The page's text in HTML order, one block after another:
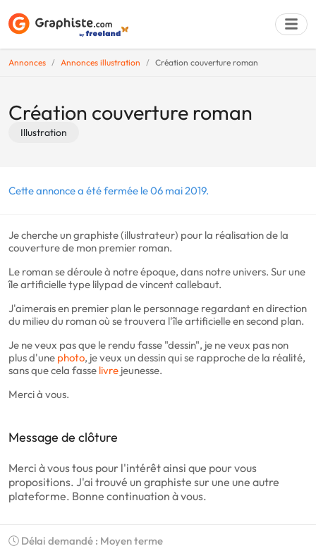
Annonces Annonces illustration Création couverture roman
Création couverture roman
Illustration
Cette annonce a été fermée le 06 mai 2019.
Je cherche un graphiste (illustrateur) pour la réalisation de la
couverture de mon premier roman.
Le roman se déroule à notre époque, dans notre univers. Sur une
île artificielle type lilypad de vincent callebaut.
J'aimerais en premier plan le personnage regardant en direction
du milieu du roman où se trouvera l'île artificielle en second plan.
Je ne veux pas que le rendu fasse "dessin", je ne veux pas non
plus d'une photo, je veux un dessin qui se rapproche de la réalité,
sans que cela fasse livre jeunesse.
Merci à vous.
Message de clôture
Merci à vous tous pour l'intérêt ainsi que pour vous
propositions. J'ai trouvé un graphiste sur une une autre
plateforme. Bonne continuation à vous.
Délai demandé : Moyen terme